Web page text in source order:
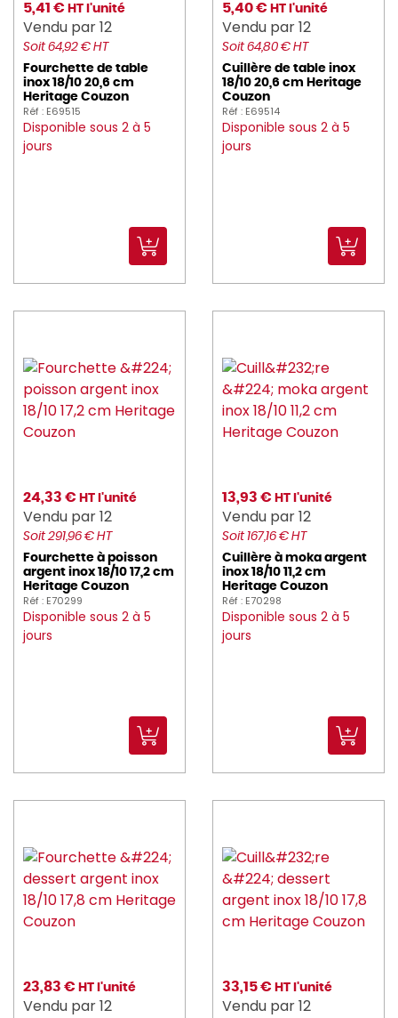
5,41 € HT l'unité
Vendu par 12
Soit 64,92 € HT
Fourchette de table
inox 18/10 20,6 cm
Heritage Couzon
Réf : E69515
Disponible sous 2 à 5
jours
5,40 € HT l'unité
Vendu par 12
Soit 64,80 € HT
Cuillère de table inox
18/10 20,6 cm Heritage
Couzon
Réf : E69514
Disponible sous 2 à 5
jours
24,33 € HT l'unité
Vendu par 12
Soit 291,96 € HT
Fourchette à poisson
argent inox 18/10 17,2 cm
Heritage Couzon
Réf : E70299
Disponible sous 2 à 5
jours
13,93 € HT l'unité
Vendu par 12
Soit 167,16 € HT
Cuillère à moka argent
inox 18/10 11,2 cm
Heritage Couzon
Réf : E70298
Disponible sous 2 à 5
jours
23,83 € HT l'unité
Vendu par 12
33,15 € HT l'unité
Vendu par 12